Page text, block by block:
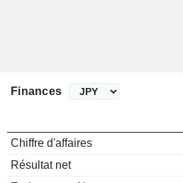
Finances
Chiffre d'affaires
Résultat net